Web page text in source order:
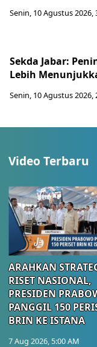
Senin, 10 Agustus 2026,
Sekda Jabar:
Lebih
Senin, 10 Agustus 2026,
Video Terbaru
ARAHKAN
RISET NASIONAL,
PRESIDEN
PANGGIL 150
BRIN KE ISTANA
7 Aug 2026, 5:00 AM